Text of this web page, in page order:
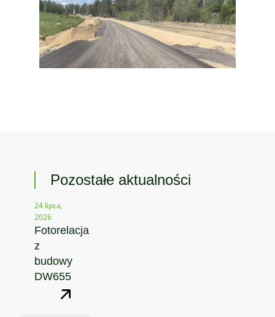
Pozostałe aktualności
24 lipca,
2026
Fotorelacja
z
budowy
DW655